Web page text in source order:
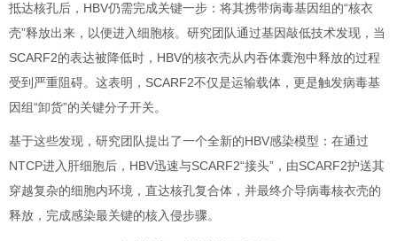
抵达核孔后，HBV仍需完成关键一步：将其携带病毒基因组的“核衣
壳”释放出来，以便进入细胞核。研究团队通过基因敲低技术发现，当
SCARF2的表达被降低时，HBV的核衣壳从内吞体囊泡中释放的过程
受到严重阻碍。这表明，SCARF2不仅是运输载体，更是触发病毒基
因组“卸货”的关键分子开关。
基于这些发现，研究团队提出了一个全新的HBV感染模型：在通过
NTCP进入肝细胞后，HBV迅速与SCARF2“接头”，由SCARF2护送其
穿越复杂的细胞内环境，直达核孔复合体，并最终介导病毒核衣壳的
释放，完成感染最关键的核入侵步骤。